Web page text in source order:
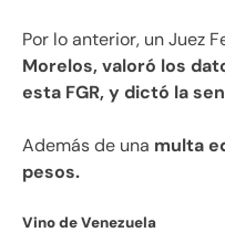
Por lo anterior, un Juez
Morelos, valoró los
esta FGR, y dictó la
Además de una multa
pesos.
Vino de Venezuela